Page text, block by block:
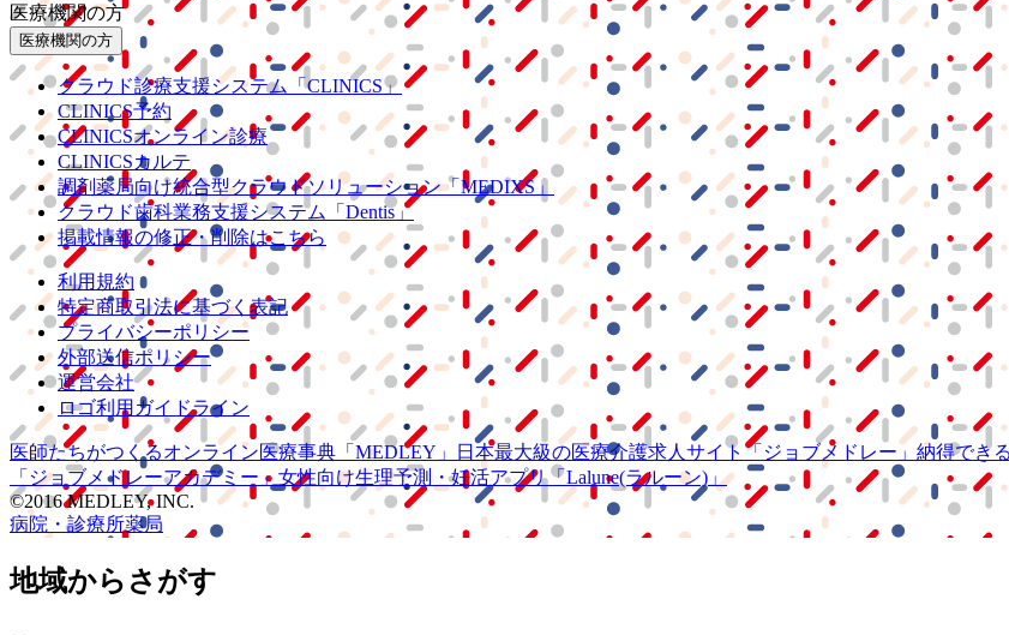
医療機関の方
医療機関の方
クラウド診療支援システム
「CLINICS」
CLINICS予約
CLINICSオンライン診療
CLINICSカルテ
調剤薬局向け統合型クラウドソリューション「MEDIXS」
クラウド歯科業務支援システム
「Dentis」
掲載情報の修正・削除はこちら
利用規約
特定商取引法に基づく表記
プライバシーポリシー
外部送信ポリシー
運営会社
ロゴ利用ガイドライン
医師たちがつくるオンライン医療事典 「MEDLEY」 日本最大級の医療介護求人サイト 「ジョブメドレー」 納得できる
「ジョブメドレーアカデミー」 女性向け生理予測・妊活アプリ「Lalune(ラルーン)」
©2016 MEDLEY, INC.
病院・診療所薬局
地域からさがす